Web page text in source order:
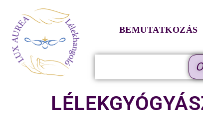
BEMUTATKOZÁS